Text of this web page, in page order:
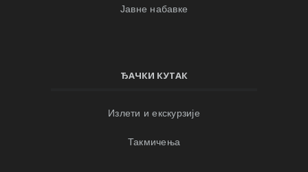
Јавне набавке
ЂАЧКИ КУТАК
Излети и екскурзије
Такмичења